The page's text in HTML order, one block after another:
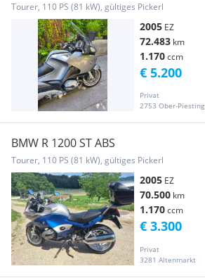
Tourer, 110 PS (81 kW), gültiges Pickerl
2005 EZ
72.483 km
1.170ccm
Privat
2753 Ober-Piesting
€ 5.200
BMW R 1200 ST ABS
Tourer, 110 PS (81 kW), gültiges Pickerl
2005 EZ
70.500 km
1.170ccm
Privat
3281 Altenmarkt
€ 3.300